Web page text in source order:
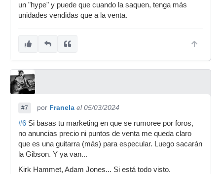
un "hype" y puede que cuando la saquen, tenga más
unidades vendidas que a la venta.
#7 por Franela el 05/03/2024
#6 Si basas tu marketing en que se rumoree por foros,
no anuncias precio ni puntos de venta me queda claro
que es una guitarra (más) para especular. Luego sacarán
la Gibson. Y ya van...
Kirk Hammet, Adam Jones... Si está todo visto.